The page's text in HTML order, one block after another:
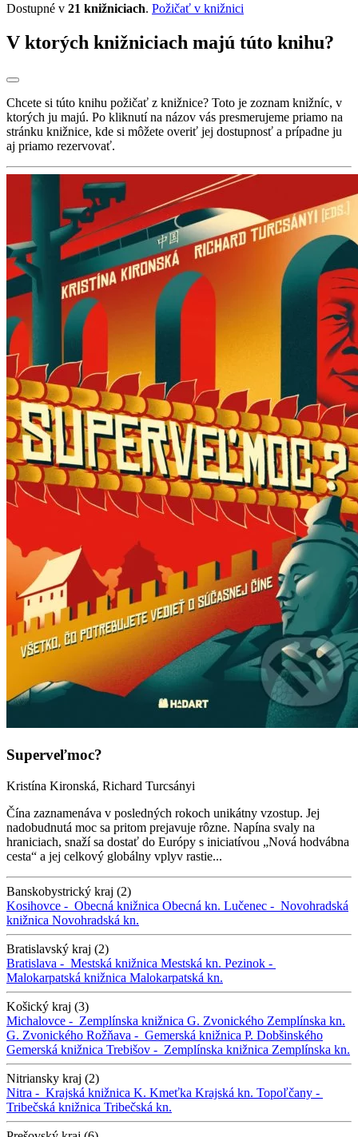
Dostupné v 21 knižniciach. Požičať v knižnici
V ktorých knižniciach majú túto knihu?
Chcete si túto knihu požičať z knižnice? Toto je zoznam knižníc, v
ktorých ju majú. Po kliknutí na názov vás presmerujeme priamo na
stránku knižnice, kde si môžete overiť jej dostupnosť a prípadne ju
aj priamo rezervovať.
Superveľmoc?
Kristína Kironská, Richard Turcsányi
Čína zaznamenáva v posledných rokoch unikátny vzostup. Jej
nadobudnutá moc sa pritom prejavuje rôzne. Napína svaly na
hraniciach, snaží sa dostať do Európy s iniciatívou „Nová hodvábna
cesta“ a jej celkový globálny vplyv rastie...
Banskobystrický kraj (2)
Kosihovce - Obecná knižnica Obecná kn. Lučenec - Novohradská
knižnica Novohradská kn.
Bratislavský kraj (2)
Bratislava - Mestská knižnica Mestská kn. Pezinok -
Malokarpatská knižnica Malokarpatská kn.
Košický kraj (3)
Michalovce - Zemplínska knižnica G. Zvonického Zemplínska kn.
G. Zvonického Rožňava - Gemerská knižnica P. Dobšinského
Gemerská knižnica Trebišov - Zemplínska knižnica Zemplínska kn.
Nitriansky kraj (2)
Nitra - Krajská knižnica K. Kmeťka Krajská kn. Topoľčany -
Tribečská knižnica Tribečská kn.